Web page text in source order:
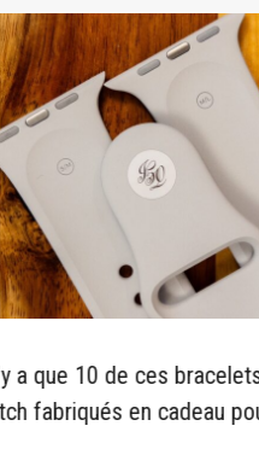
a que 10 de ces
fabriqués en cadeau